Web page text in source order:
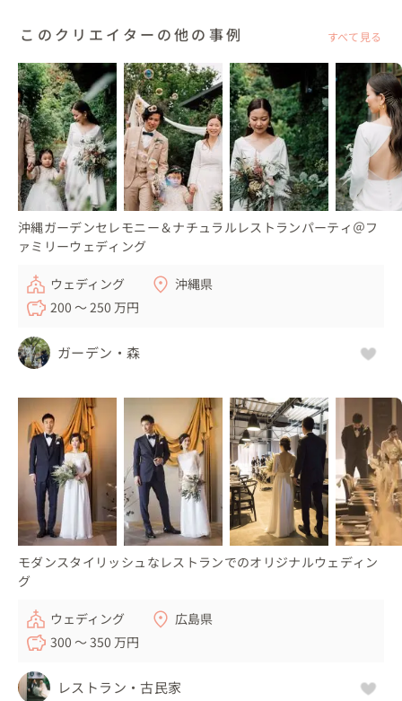
このクリエイターの他の事例 すべて見る
沖縄ガーデンセレモニー＆ナチュラルレストランパーティ＠フ
ァミリーウェディング
ウェディング
沖縄県
200 〜 250 万円
ガーデン・森
モダンスタイリッシュなレストランでのオリジナルウェディン
グ
ウェディング
広島県
300 〜 350 万円
レストラン・古民家